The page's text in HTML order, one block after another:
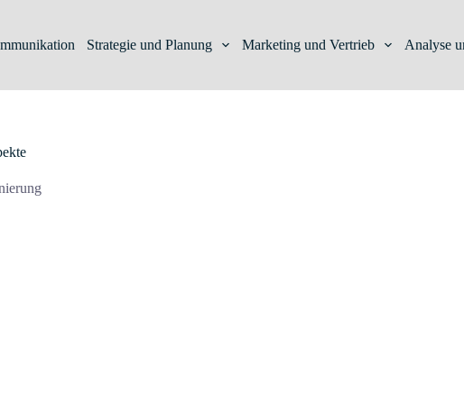
Strategie und Planung Marketing und Vertrieb Analyse